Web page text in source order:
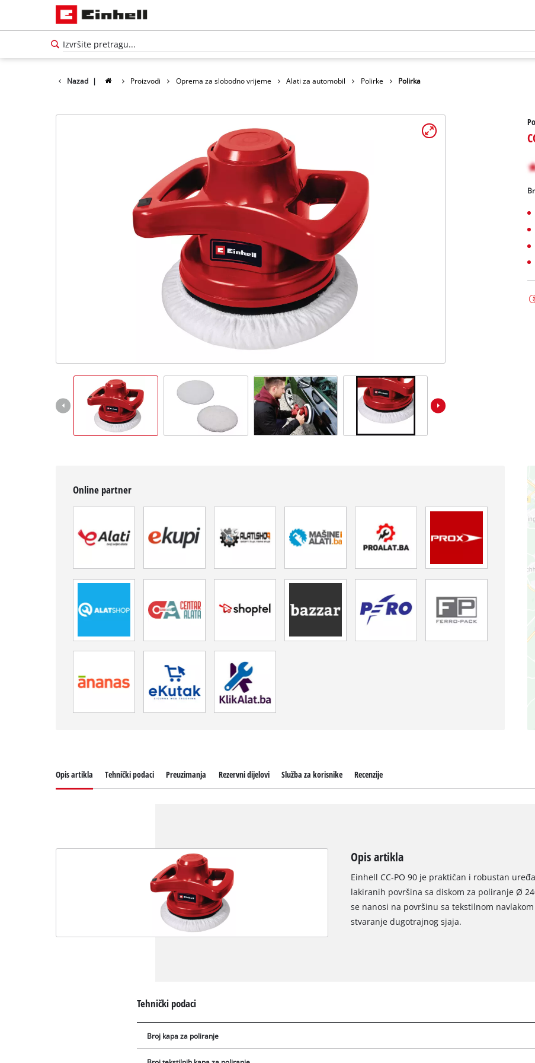
Nazad | Proizvodi Oprema za slobodno vrijeme Alati za automobil Polirke Polirka
Online partner
Opis artikla Tehnički podaci Preuzimanja Rezervni dijelovi Služba za korisnike Recenzije
Opis artikla
Einhell CC-PO 90 je praktičan i robustan
lakiranih površina sa diskom za poliranje Ø
se nanosi na površinu sa tekstilnom
stvaranje dugotrajnog sjaja.
Tehnički podaci
Broj kapa za poliranje